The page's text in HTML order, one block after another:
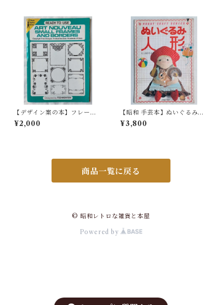
【デザイン案の本】フレー
ム・ボーダーアイデア Read
y-to-Use
¥2,000
【昭和 手芸本】ぬいぐるみ
人形 尾上雅野作品集（昭和5
4年）
¥3,800
商品一覧に戻る
© 昭和レトロな雑貨と本屋
Powered by